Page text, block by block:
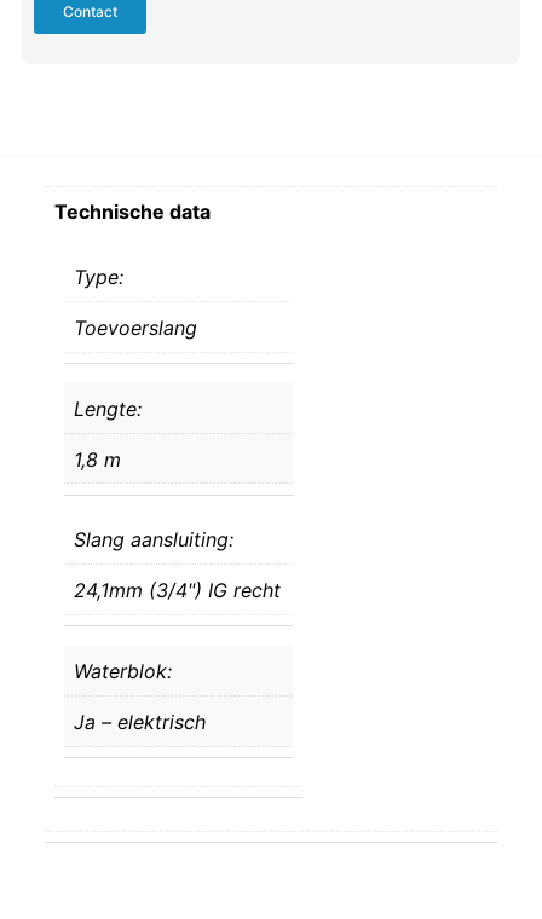
Contact
Technische data
Type:
Toevoerslang
Lengte:
1,8 m
Slang aansluiting:
24,1mm (3/4") IG recht
Waterblok:
Ja – elektrisch